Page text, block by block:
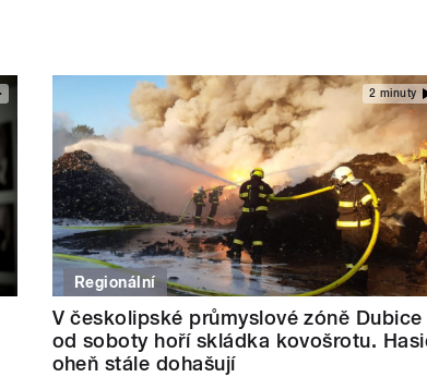
2 minuty
Regionální
V českolipské průmyslové zóně Dubice
od soboty hoří skládka kovošrotu.
oheň stále dohašují